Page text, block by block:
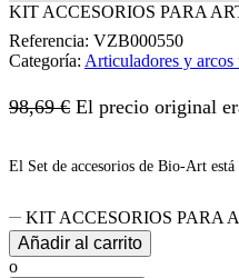
KIT ACCESORIOS PARA
Referencia: VZB000550
Categoría: Articuladores y arcos
98,69€ El precio original
El Set de accesorios de Bio-Art
KIT ACCESORIOS PARA
Añadir al carrito
o